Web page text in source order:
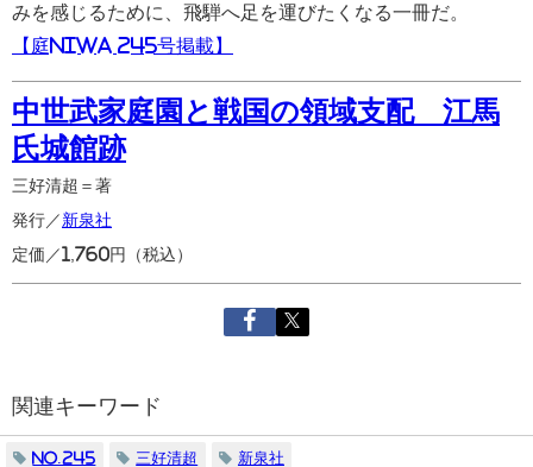
みを感じるために、飛騨へ足を運びたくなる一冊だ。
【庭NIWA 245号掲載】
中世武家庭園と戦国の領域支配 江馬
氏城館跡
三好清超＝著
発行／ 新泉社
定価／1,760円（税込）
関連キーワード
No.245 三好清超 新泉社